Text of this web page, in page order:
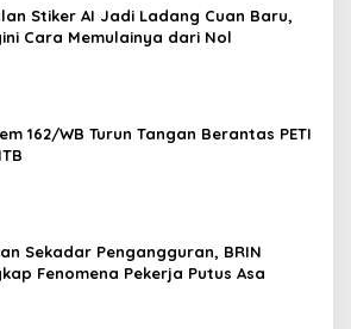
Stiker AI Jadi Ladang Cuan Baru,
Cara Memulainya dari Nol
162/WB Turun Tangan Berantas PETI
Sekadar Pengangguran, BRIN
Fenomena Pekerja Putus Asa